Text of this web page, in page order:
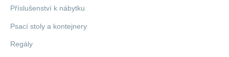
Příslušenství k nábytku
Psací stoly a kontejnery
Regály